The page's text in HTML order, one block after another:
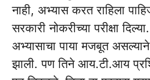
नाही, अभ्यास करत राहिला
सरकारी नोकरीच्या परीक्षा
अभ्यासाचा पाया मजबूत असल्याने
झाली. पण तिने आय.टी.आय